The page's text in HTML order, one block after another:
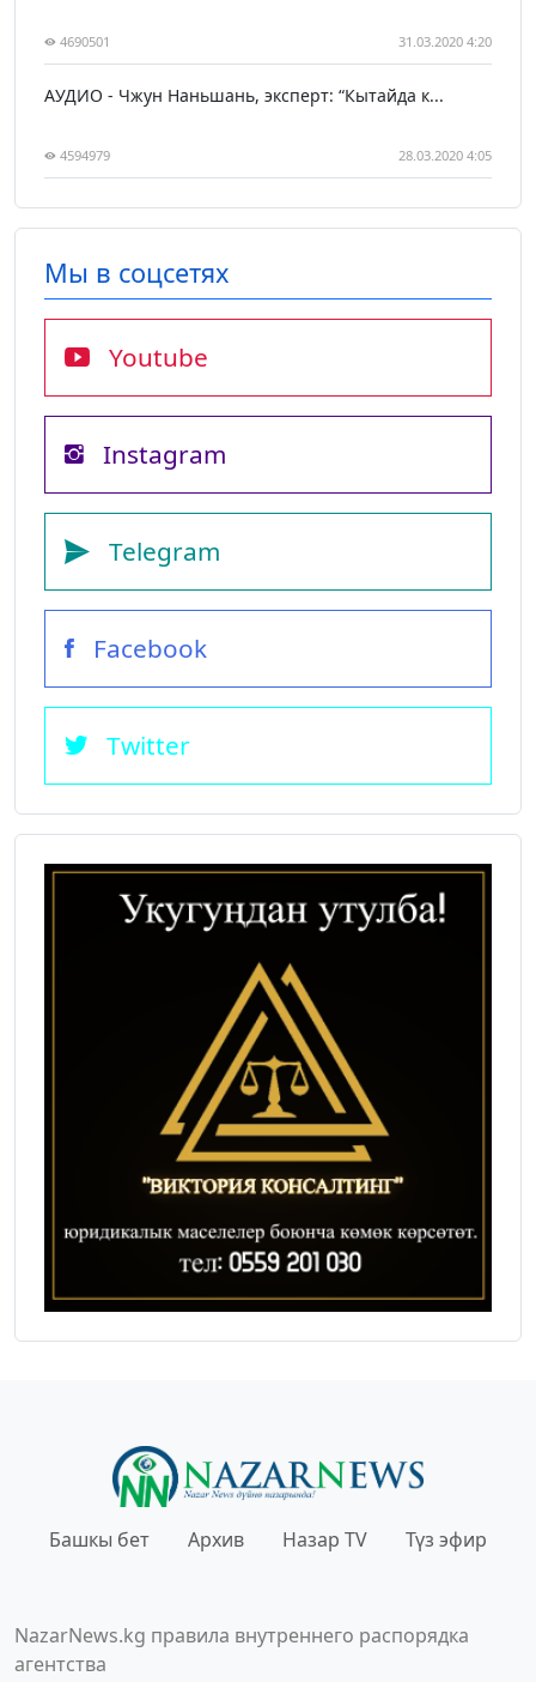
4690501 31.03.2020 4:20
АУДИО - Чжун Наньшань, эксперт: “Кытайда к...
4594979 28.03.2020 4:05
Мы в соцсетях
Youtube
Instagram
Telegram
Facebook
Twitter
Башкы бет Архив Назар TV Түз эфир
NazarNews.kg правила внутреннего распорядка
агентства